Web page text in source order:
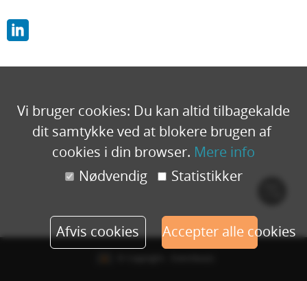
Vi bruger cookies: Du kan altid tilbagekalde
dit samtykke ved at blokere brugen af ​​
cookies i din browser. Mere info
Nødvendig
Statistikker
Afvis cookies Accepter alle cookies